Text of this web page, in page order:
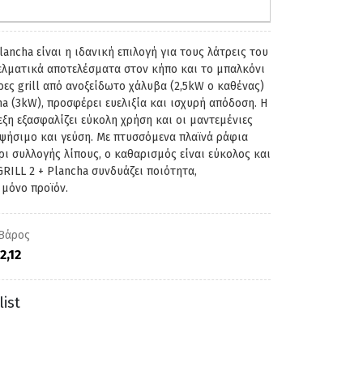
είναι η ιδανική επιλογή για τους λάτρεις του
αποτελέσματα στον κήπο και το μπαλκόνι
grill από ανοξείδωτο χάλυβα (2,5kW ο καθένας)
(3kW), προσφέρει ευελιξία και ισχυρή απόδοση. Η
εξασφαλίζει εύκολη χρήση και οι μαντεμένιες
και γεύση. Με πτυσσόμενα πλαϊνά ράφια
συλλογής λίπους, ο καθαρισμός είναι εύκολος και
2 + Plancha συνδυάζει ποιότητα,
προϊόν.​